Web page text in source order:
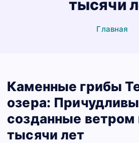
тысячи
Главная
Каменные грибы
озера:
созданные ветром
тысячи лет